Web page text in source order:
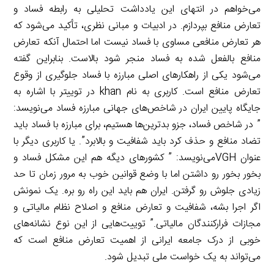
می‌خواهم در انتهای این یادداشت تحلیلی به رابطه فساد و
تعارض منافع بپردازم. در ادبیات و مبانی نظری، تأکید می‌شود که
هر تعارض منافعی مساوی با فساد نیست اما احتمال آنکه تعارض
منافع بالفعل شده به فساد منجر شود بالاست. بنابراین گفته
می‌شود یکی از راهکارهای اصلی مبارزه با فساد جلوگیری از وقوع
تعارض منافع است. کاربری به نام khan در توییتر با اشاره به
جایگاه پایین ایران در شاخص‌های جهانی مبارزه فساد می‌نویسد:
” در شاخص فساد، جزو بدترین‌ها هستیم، برای مبارزه با فساد باید
تضاد منافع و حذف کرد باید شفافیت و بالابرد”. یا کاربری دیگر با
عنوان VGHمی‌نویسد: ” کشورهای دیگه هم این مشکل فساد و
بخور بخور رو داشتن اما با وضع قوانین خوب به مرور زمان تا حد
زیادی جلوش رو گرفتن. ایران هم باید این راه رو بره. یک نمونش
اگر اجرا بشه، شفافیت و تعارض منافع و اصلاح نظام مالیاتی و
مجازات فرارکنندگان مالیاتی.” توییت‌هایی از این نوع نشانه‌های
خوبی از درک جامعه ایرانی از اهمیت تعارض منافع است که
می‌تواند به یک خواست ملی تبدیل شود.